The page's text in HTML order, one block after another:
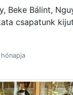
Beke Bálint,
csapatunk